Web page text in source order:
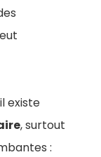
existe
, surtout
: